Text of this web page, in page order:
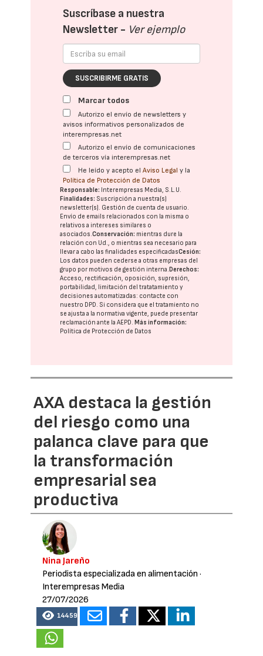
Suscríbase a nuestra
Newsletter - Ver ejemplo
SUSCRIBIRME GRATIS
Marcar todos
Autorizo el envío de newsletters y
avisos informativos personalizados de
interempresas.net
Autorizo el envío de comunicaciones
de terceros vía interempresas.net
He leído y acepto elAviso Legal y la
Política de Protección de Datos
Responsable: Interempresas Media, S.L.U.
Finalidades: Suscripción a nuestra(s)
newsletter(s). Gestión de cuenta de usuario.
Envío de emails relacionados con la misma o
relativos a intereses similares o
asociados.Conservación: mientras dure la
relación con Ud., o mientras sea necesario para
llevar a cabo las finalidades especificadasCesión:
Los datos pueden cederse a otras empresas del
grupo por motivos de gestión interna. Derechos:
Acceso, rectificación, oposición, supresión,
portabilidad, limitación del tratatamiento y
decisiones automatizadas: contacte con
nuestro DPD. Si considera que el tratamiento no
se ajusta a la normativa vigente, puede presentar
reclamación ante laAEPD. Más información:
Política de Protección de Datos
AXA destaca la gestión
del riesgo como una
palanca clave para que
la transformación
empresarial sea
productiva
Nina Jareño
Periodista especializada en alimentación ·
Interempresas Media
27/07/2026
14459